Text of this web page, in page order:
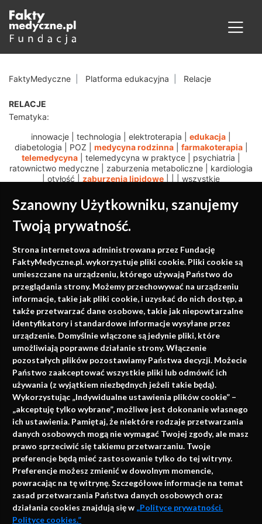
Szanowny Użytkowniku, szanujemy
Twoją prywatność.
Strona internetowa administrowana przez Fundację
FaktyMedyczne.pl. wykorzystuje pliki cookie. Pliki cookie są
umieszczane na urządzeniu, którego używają Państwo do
przeglądania strony. Możemy przechowywać na urządzeniu
informacje, takie jak pliki cookie, i uzyskać do nich dostęp, a
także przetwarzać dane osobowe, takie jak niepowtarzalne
identyfikatory i standardowe informacje wysyłane przez
urządzenie. Domyślnie włączone są jedynie pliki, które
umożliwiają poprawne działanie strony. Włączenie
pozostałych plików pozostawiamy Państwa decyzji. Możecie
Państwo zaakceptować wszystkie pliki lub odmówić ich
używania (z wyjątkiem niezbędnych jeżeli takie będą).
Wykorzystując „Indywidualne ustawienia plików cookie” –
„akceptuję tylko wybrane”, możliwe jest dokonanie własnego
ich ustawienia. Pamiętaj, że niektóre rodzaje przetwarzania
danych osobowych mogą nie wymagać Twojej zgody, ale masz
prawo sprzeciwić się takiemu przetwarzaniu. Twoje
preferencje będą mieć zastosowanie tylko do tej witryny.
Preferencje możesz zmienić w dowolnym momencie,
powracając na tę witrynę. Szczegółowe informacje na temat
zasad przetwarzania Państwa danych osobowych oraz
działania cookies znajdują się w „Polityce prywatności.
Polityce cookies.”
FaktyMedyczne Platforma edukacyjna Relacje
RELACJE
Tematyka:
innowacje
technologia elektroterapia edukacja
diabetologia
POZ medycyna rodzinna| farmakoterapia|
telemedycyna
telemedycyna w praktyce psychiatria
ratownictwo medyczne
zaburzenia metaboliczne
kardiologia
otyłość zaburzenia lipidowe wszystkie
Medycyna oparta na
faktach
Konferencje, szkolenia, e-learning, wydawnictwo
Napisz do nas
info@faktymedyczne.pl
ul. Towarowa 2
43-460 Wisła
Redakcja medyczna:
ul. Wolności 338b